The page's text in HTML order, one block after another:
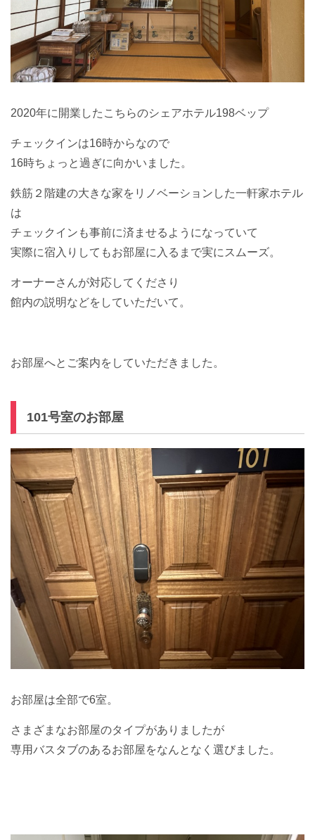
2020年に開業したこちらのシェアホテル198ベップ
チェックインは16時からなので
16時ちょっと過ぎに向かいました。
鉄筋２階建の大きな家をリノベーションした一軒家ホテル
は
チェックインも事前に済ませるようになっていて
実際に宿入りしてもお部屋に入るまで実にスムーズ。
オーナーさんが対応してくださり
館内の説明などをしていただいて。
お部屋へとご案内をしていただきました。
101号室のお部屋
お部屋は全部で6室。
さまざまなお部屋のタイプがありましたが
専用バスタブのあるお部屋をなんとなく選びました。